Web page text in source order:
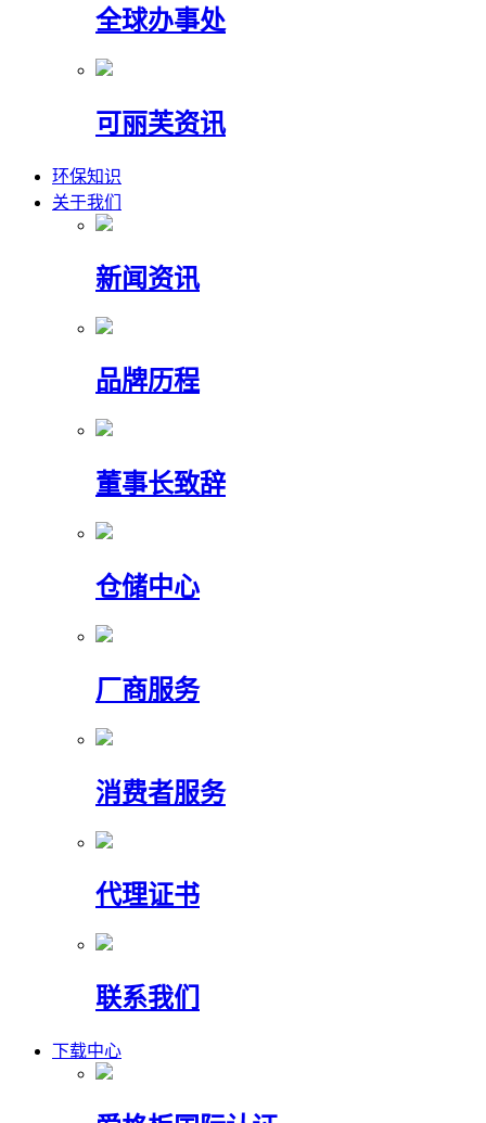
全球办事处
可丽芙资讯
环保知识
关于我们
新闻资讯
品牌历程
董事长致辞
仓储中心
厂商服务
消费者服务
代理证书
联系我们
下载中心